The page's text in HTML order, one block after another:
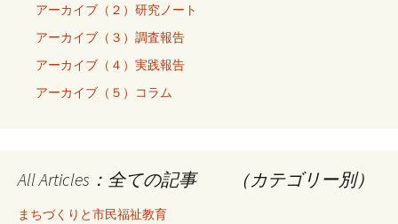
アーカイブ（２）研究ノート
アーカイブ（３）調査報告
アーカイブ（４）実践報告
アーカイブ（５）コラム
All Articles：全ての記事 （カテゴリー別）
まちづくりと市民福祉教育